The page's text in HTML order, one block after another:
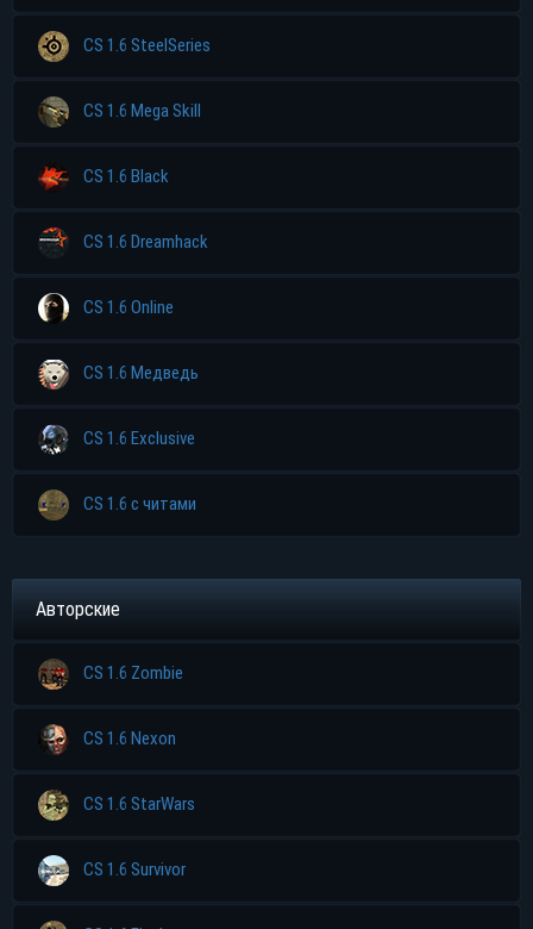
CS 1.6 SteelSeries
CS 1.6 Mega Skill
CS 1.6 Black
CS 1.6 Dreamhack
CS 1.6 Online
CS 1.6 Медведь
CS 1.6 Exclusive
CS 1.6 с читами
Авторские
CS 1.6 Zombie
CS 1.6 Nexon
CS 1.6 StarWars
CS 1.6 Survivor